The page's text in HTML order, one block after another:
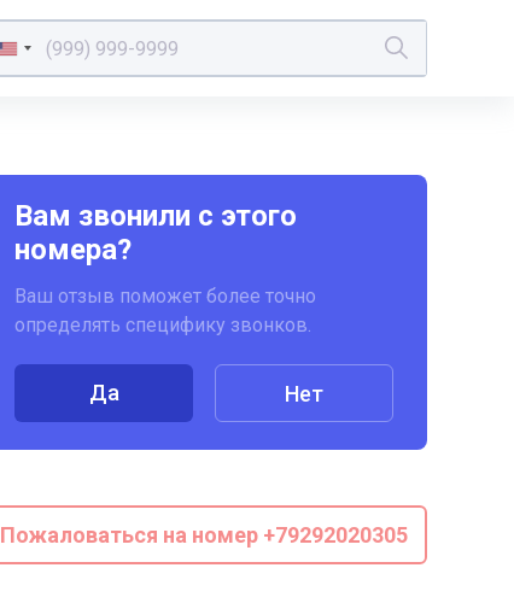
Вам звонили с этого
номера?
Ваш отзыв поможет более точно
определять специфику звонков.
Да Нет
Пожаловаться на номер +79292020305